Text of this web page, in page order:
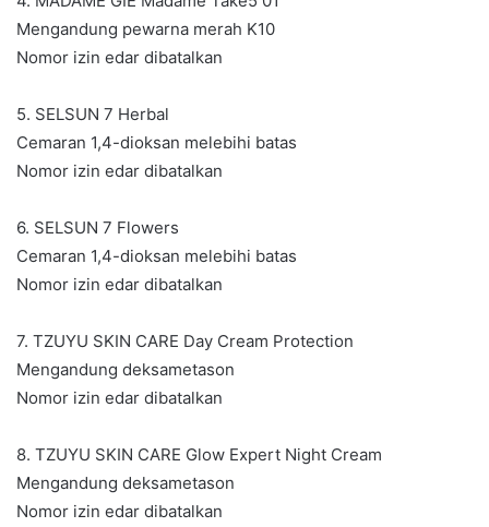
Mengandung pewarna merah K10
Nomor izin edar dibatalkan
5. SELSUN 7 Herbal
Cemaran 1,4-dioksan melebihi batas
Nomor izin edar dibatalkan
6. SELSUN 7 Flowers
Cemaran 1,4-dioksan melebihi batas
Nomor izin edar dibatalkan
7. TZUYU SKIN CARE Day Cream Protection
Mengandung deksametason
Nomor izin edar dibatalkan
8. TZUYU SKIN CARE Glow Expert Night Cream
Mengandung deksametason
Nomor izin edar dibatalkan